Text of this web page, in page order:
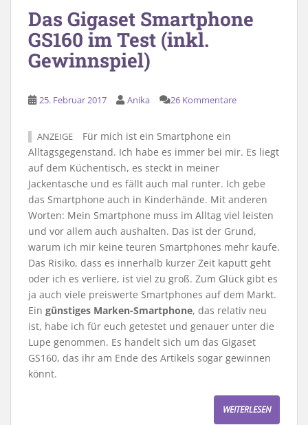
Das Gigaset Smartphone
GS160 im Test (inkl.
Gewinnspiel)
25. Februar 2017 Anika 26 Kommentare
ANZEIGE
Für mich ist ein Smartphone ein
Alltagsgegenstand. Ich habe es immer bei mir. Es liegt
auf dem Küchentisch, es steckt in meiner
Jackentasche und es fällt auch mal runter. Ich gebe
das Smartphone auch in Kinderhände. Mit anderen
Worten: Mein Smartphone muss im Alltag viel leisten
und vor allem auch aushalten. Das ist der Grund,
warum ich mir keine teuren Smartphones mehr kaufe.
Das Risiko, dass es innerhalb kurzer Zeit kaputt geht
oder ich es verliere, ist viel zu groß. Zum Glück gibt es
ja auch viele preiswerte Smartphones auf dem Markt.
Ein günstiges Marken-Smartphone, das relativ neu
ist, habe ich für euch getestet und genauer unter die
Lupe genommen. Es handelt sich um das Gigaset
GS160, das ihr am Ende des Artikels sogar gewinnen
könnt.
WEITERLESEN